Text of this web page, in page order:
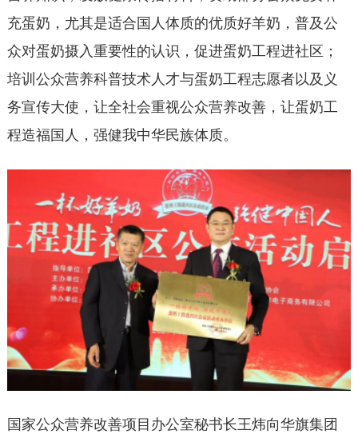
充蛋奶，尤其是适合国人体质的优质好羊奶，普及公
众对蛋奶摄入重要性的认识，促进蛋奶工程进社区；
培训公众营养科普技术人才与蛋奶工程志愿者以及义
务宣传大使，让全社会重视公众营养改善，让蛋奶工
程造福国人，强健我中华民族体质。
国家公众营养改善项目办公室秘书长王炜向华旗集团